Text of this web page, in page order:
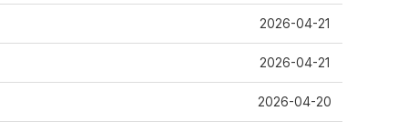
2026-04-21
2026-04-21
2026-04-20